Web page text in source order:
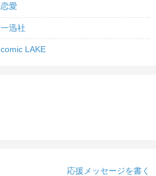
恋愛
一迅社
comic LAKE
応援メッセージを書く